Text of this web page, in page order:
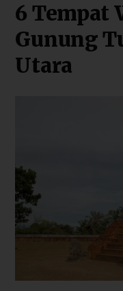
6 Tempat
Gunung
Utara